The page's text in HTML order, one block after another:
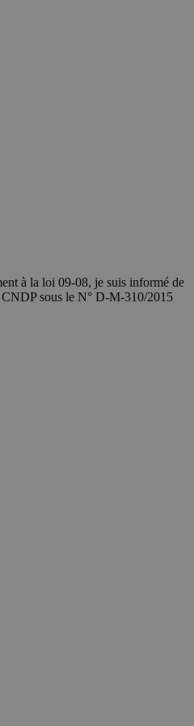
à la loi 09-08, je suis informé de
CNDP sous le N° D-M-310/2015